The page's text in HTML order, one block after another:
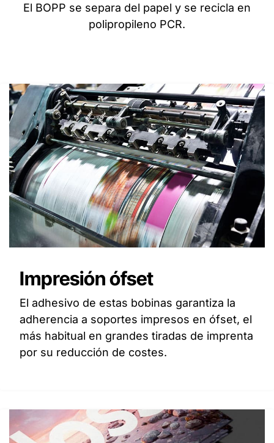
El BOPP se separa del papel y se recicla en
polipropileno PCR.
Impresión ófset
El adhesivo de estas bobinas garantiza la
adherencia a soportes impresos en ófset, el
más habitual en grandes tiradas de imprenta
por su reducción de costes.